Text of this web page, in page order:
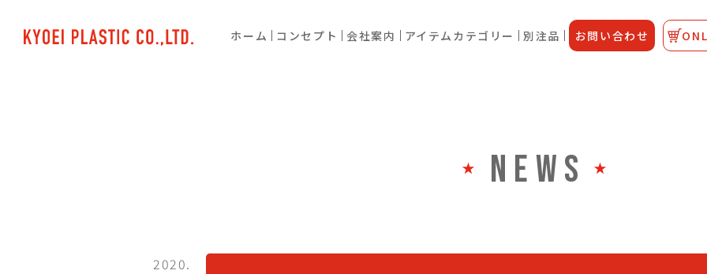
ホーム コンセプト 会社案内 アイテムカテゴリー 別注品 お問い合わせ
NEWS
2020.